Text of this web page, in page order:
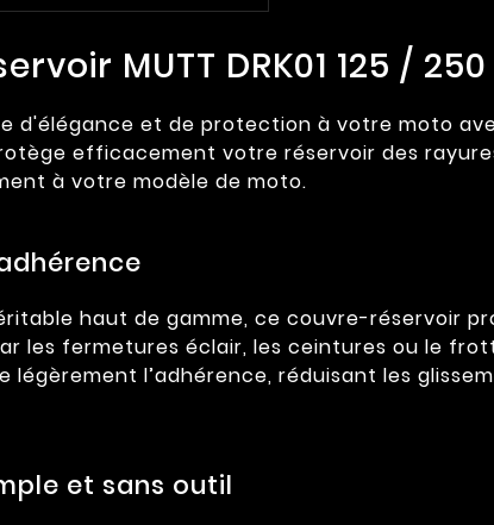
MUTT DRK01 125 / 250
d'élégance et de protection à votre moto
efficacement votre réservoir des
à votre modèle de moto.
haut de gamme, ce couvre-réservoir
les fermetures éclair, les ceintures ou le
légèrement l’adhérence, réduisant les
et sans outil